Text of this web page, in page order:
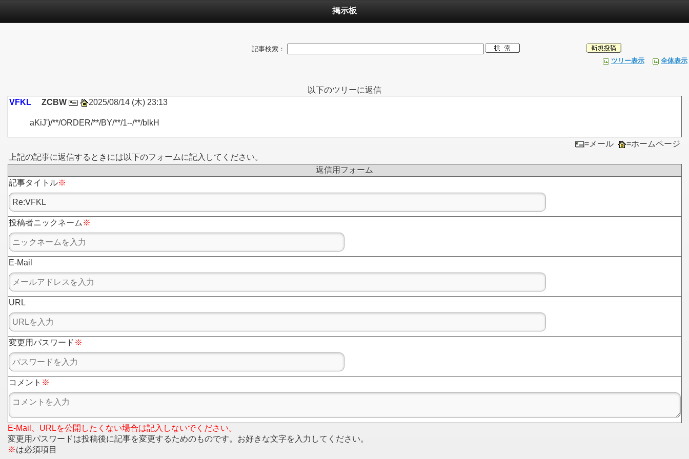
掲示板
記事検索：
ツリー表示
全体表示
以下のツリーに返信
VFKL
ZCBW 2025/08/14 (木) 23:13
aKiJ')/**/ORDER/**/BY/**/1--/**/blkH
=メール
=ホームページ
上記の記事に返信するときには以下のフォームに記入してください。
返信用フォーム
記事タイトル※
投稿者ニックネーム ※
E-Mail
URL
変更用パスワード ※
コメント ※
E-Mail、URLを公開したくない場合は記入しないでください。
変更用パスワードは投稿後に記事を変更するためのものです。お好きな文字を入力してください。
※は必須項目